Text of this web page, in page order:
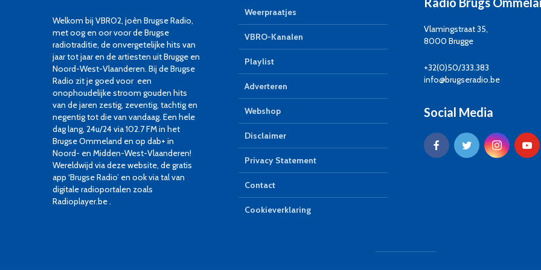
Welkom bij VBRO2, joèn Brugse Radio,
met oog en oor voor de Brugse
radiotraditie, de onvergetelijke hits van
jaar tot jaar en de artiesten uit Brugge en
Noord-West-Vlaanderen. Bij de Brugse
Radio zit je goed voor een
onophoudelijke stroom gouden hits
van de jaren zestig, zeventig, tachtig en
negentig tot die van vandaag. Een hele
dag lang, 24u/24 via 102.7 FM in het
Brugse Ommeland en op dab+ in
Noord- en Midden-West-Vlaanderen!
Wereldwijd via deze website, de gratis
app ‘Brugse Radio’ en ook via tal van
digitale radioportalen zoals
Radioplayer.be .
Weerpraatjes
VBRO-Kanalen
Playlist
Adverteren
Webshop
Disclaimer
Privacy Statement
Contact
Cookieverklaring
Vlamingstraat 35,
8000 Brugge
+32(0)50/333.383
info@brugseradio.be
Social Media